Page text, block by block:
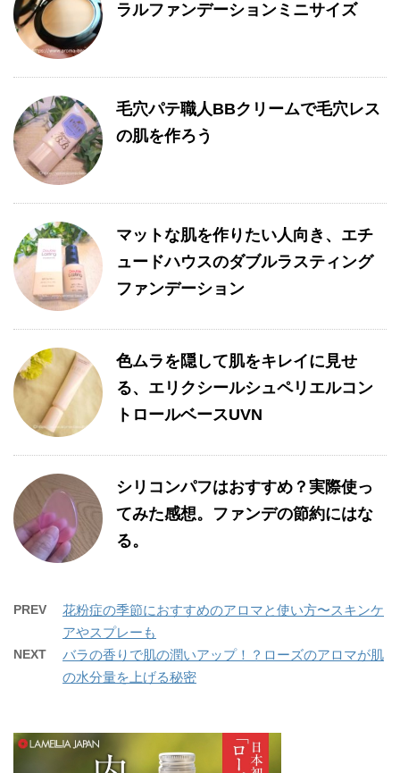
ラルファンデーションミニサイズ
毛穴パテ職人BBクリームで毛穴レス
の肌を作ろう
マットな肌を作りたい人向き、エチ
ュードハウスのダブルラスティング
ファンデーション
色ムラを隠して肌をキレイに見せ
る、エリクシールシュペリエルコン
トロールベースUVN
シリコンパフはおすすめ？実際使っ
てみた感想。ファンデの節約にはな
る。
PREV
花粉症の季節におすすめのアロマと使い方〜スキンケ
アやスプレーも
NEXT
バラの香りで肌の潤いアップ！？ローズのアロマが肌
の水分量を上げる秘密